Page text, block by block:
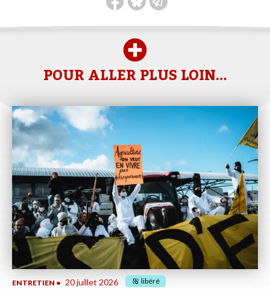
POUR ALLER PLUS LOIN…
ENTRETIEN • 20 juillet 2026 libéré